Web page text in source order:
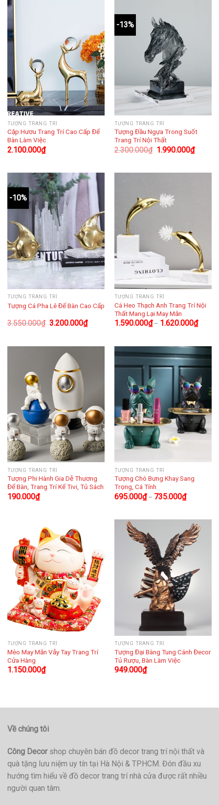
TƯỢNG TRANG TRÍ
Cặp Hươu Trang Trí Cao Cấp Để
Bàn Làm Việc
2.100.000₫
-13%
TƯỢNG TRANG TRÍ
Tượng Đầu Ngựa Trong Suốt
Trang Trí Nội Thất
2.300.000₫ 1.990.000₫
-10%
TƯỢNG TRANG TRÍ
Tượng Cá Pha Lê Để Bàn Cao Cấp
3.550.000₫ 3.200.000₫
TƯỢNG TRANG TRÍ
Cá Heo Thạch Anh Trang Trí Nội
Thất Mang Lại May Mắn
1.590.000₫– 1.620.000₫
TƯỢNG TRANG TRÍ
Tượng Phi Hành Gia Dễ Thương
Để Bàn, Trang Trí Kể Tivi, Tủ Sách
190.000₫
TƯỢNG TRANG TRÍ
Tượng Chó Bưng Khay Sang
Trọng, Cá Tính
695.000₫– 735.000₫
TƯỢNG TRANG TRÍ
Mèo May Mắn Vẫy Tay Trang Trí
Cửa Hàng
1.150.000₫
TƯỢNG TRANG TRÍ
Tượng Đại Bàng Tung Cánh Đecor
Tủ Rượu, Bàn Làm Việc
949.000₫
Về chúng tôi
Công Decorshop chuyên bán đồ decor trang trí nội thất và
quà tặng lưu niệm uy tín tại Hà Nội & TPHCM. Đón đầu xu
hướng tìm hiểu về đồ decor trang trí nhà cửa được rất nhiều
người quan tâm.